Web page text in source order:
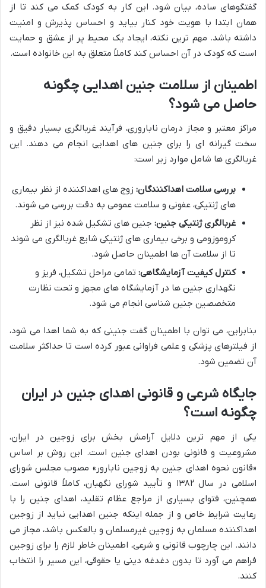
گفتگوهای ساده، بیان شود. این کار به کودک کمک می کند تا از
همان ابتدا با هویت خود کنار بیاید و احساس پذیرش و امنیت
داشته باشد. مهم ترین نکته، ایجاد یک محیط پر از عشق و حمایت
است که کودک در آن احساس کند کاملاً متعلق به این خانواده است.
اطمینان از سلامت جنین اهدایی چگونه
حاصل می شود؟
مراکز معتبر و مجاز درمان ناباروری، فرآیند غربالگری بسیار دقیق و
سخت گیرانه ای را برای جنین های اهدایی انجام می دهند. این
غربالگری ها شامل موارد زیر است:
بررسی سلامت اهداکنندگان: زوج های اهداکننده از نظر بیماری
های ژنتیکی، عفونی و سلامت عمومی به دقت بررسی می شوند.
غربالگری ژنتیکی جنین: جنین های تشکیل شده نیز از نظر
کروموزومی و برخی بیماری های ژنتیکی شایع غربالگری می شوند
تا از سلامت آن ها اطمینان حاصل شود.
کنترل کیفیت آزمایشگاهی: تمامی مراحل تشکیل، فریز و
نگهداری جنین ها در آزمایشگاه های مجهز و تحت نظارت
متخصصین جنین شناسی انجام می شود.
بنابراین، می توان با اطمینان گفت جنینی که به شما اهدا می شود،
از فیلترهای پزشکی و علمی فراوانی عبور کرده است تا حداکثر سلامت
آن تضمین شود.
جایگاه شرعی و قانونی اهدای جنین در ایران
چگونه است؟
یکی از مهم ترین دلایل آرامش بخش برای زوجین در ایران،
مشروعیت و قانونی بودن اهدای جنین است. این روش بر اساس
«قانون نحوه اهدای جنین به زوجین نابارور» مصوب مجلس شورای
اسلامی در سال ۱۳۸۲ و تأیید شورای نگهبان، کاملاً قانونی است.
همچنین، فتوای بسیاری از مراجع عظام تقلید، اهدای جنین را با
رعایت شرایط خاص و از جمله اینکه جنین اهدایی نباید از زوجین
اهداکننده مسلمان به زوجین غیرمسلمان و بالعکس باشد، مجاز می
دانند. این چارچوب قانونی و شرعی، اطمینان خاطر لازم را برای زوجین
فراهم می آورد تا بدون دغدغه دینی یا حقوقی، این مسیر را انتخاب
کنند.